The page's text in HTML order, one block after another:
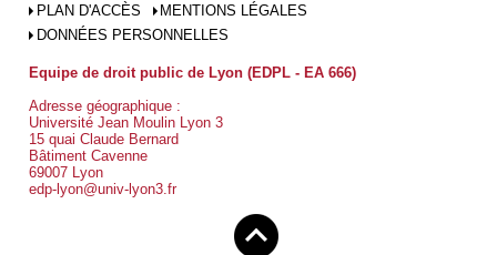
PLAN D'ACCÈS
MENTIONS LÉGALES
DONNÉES PERSONNELLES
Equipe de droit public de Lyon (EDPL - EA 666)
Adresse géographique :
Université Jean Moulin Lyon 3
15 quai Claude Bernard
Bâtiment Cavenne
69007 Lyon
edp-lyon@univ-lyon3.fr